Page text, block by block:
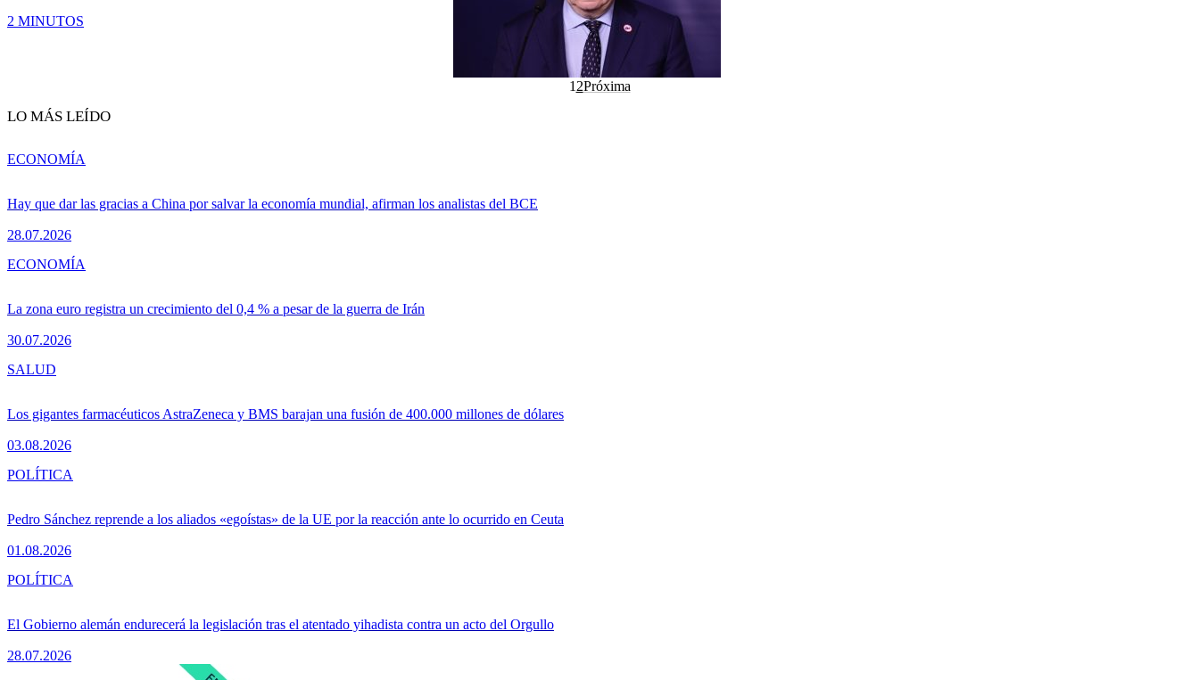
2 MINUTOS
1 2Próxima
LO MÁS LEÍDO
Hay que dar las gracias a China por salvar la economía mundial, afirman los analistas del BCE
28.07.2026
ECONOMÍA
La zona euro registra un crecimiento del 0,4 % a pesar de la guerra de Irán
30.07.2026
ECONOMÍA
Los gigantes farmacéuticos AstraZeneca y BMS barajan una fusión de 400.000 millones de dólares
03.08.2026
SALUD
Pedro Sánchez reprende a los aliados «egoístas» de la UE por la reacción ante lo ocurrido en Ceuta
01.08.2026
POLÍTICA
El Gobierno alemán endurecerá la legislación tras el atentado yihadista contra un acto del Orgullo
28.07.2026
POLÍTICA